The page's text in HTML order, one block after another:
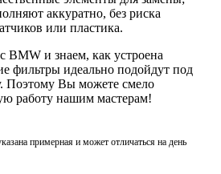
аккуратно, без риска
или пластика.
BMW и знаем, как устроена
фильтры идеально подойдут под
Поэтому Вы можете смело
работу нашим мастерам!
примерная и может отличаться на день